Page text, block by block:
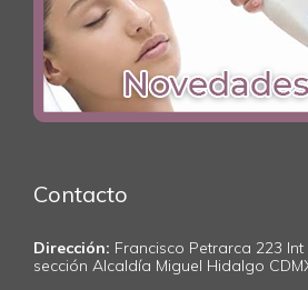
Contacto
Dirección: Francisco Petrarca 223
sección Alcaldía Miguel Hidalgo